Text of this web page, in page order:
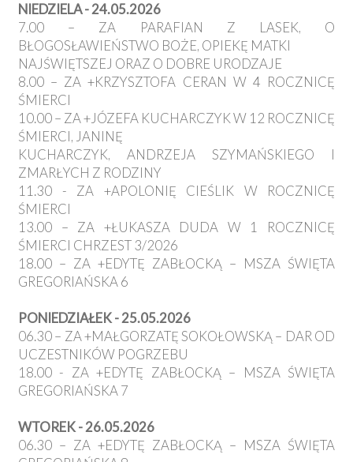
NIEDZIELA - 24.05.2026
7.00 – ZA PARAFIAN Z LASEK, O
BŁOGOSŁAWIEŃSTWO BOŻE, OPIEKĘ MATKI
NAJŚWIĘTSZEJ ORAZ O DOBRE URODZAJE
8.00 – ZA +KRZYSZTOFA CERAN W 4 ROCZNICĘ
ŚMIERCI
10.00 – ZA +JÓZEFA KUCHARCZYK W 12 ROCZNICĘ
ŚMIERCI, JANINĘ
KUCHARCZYK, ANDRZEJA SZYMAŃSKIEGO I
ZMARŁYCH Z RODZINY
11.30 - ZA +APOLONIĘ CIEŚLIK W ROCZNICĘ
ŚMIERCI
13.00 – ZA +ŁUKASZA DUDA W 1 ROCZNICĘ
ŚMIERCI CHRZEST 3/2026
18.00 – ZA +EDYTĘ ZABŁOCKĄ – MSZA ŚWIĘTA
GREGORIAŃSKA 6
PONIEDZIAŁEK - 25.05.2026
06.30 – ZA +MAŁGORZATĘ SOKOŁOWSKĄ – DAR OD
UCZESTNIKÓW POGRZEBU
18.00 - ZA +EDYTĘ ZABŁOCKĄ – MSZA ŚWIĘTA
GREGORIAŃSKA 7
WTOREK - 26.05.2026
06.30 – ZA +EDYTĘ ZABŁOCKĄ – MSZA ŚWIĘTA